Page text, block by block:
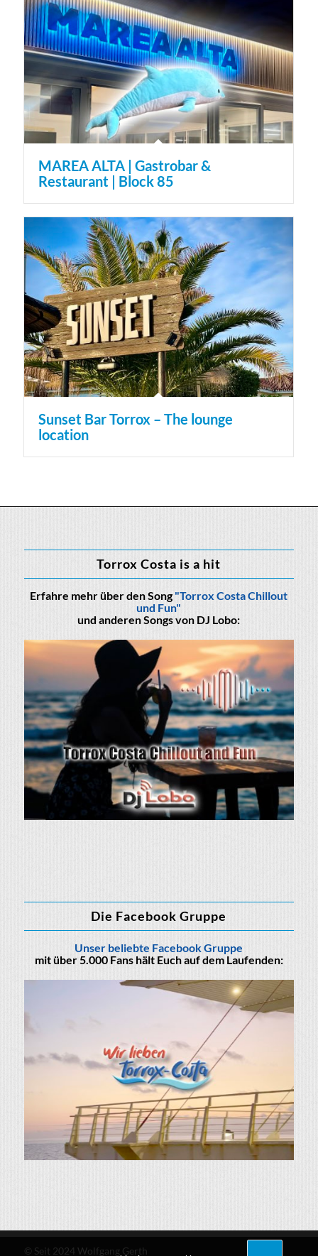
MAREA ALTA | Gastrobar &
Restaurant | Block 85
Sunset Bar Torrox – The lounge
location
Torrox Costa is a hit
Erfahre mehr über den Song"Torrox Costa Chillout
und Fun"
und anderen Songs von DJ Lobo:
Die Facebook Gruppe
Unser beliebte Facebook Gruppe
mit über 5.000 Fans hält Euch auf dem Laufenden:
© Seit 2024 Wolfgang Gerth